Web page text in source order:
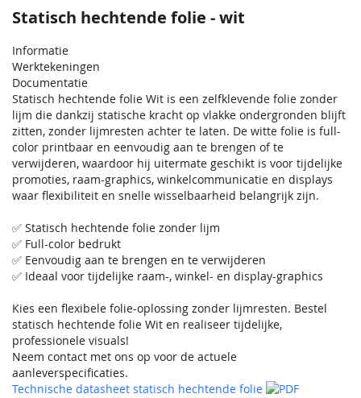
Statisch hechtende folie - wit
Informatie
Werktekeningen
Documentatie
Statisch hechtende folie Wit is een zelfklevende folie zonder
lijm die dankzij statische kracht op vlakke ondergronden blijft
zitten, zonder lijmresten achter te laten. De witte folie is full-
color printbaar en eenvoudig aan te brengen of te
verwijderen, waardoor hij uitermate geschikt is voor tijdelijke
promoties, raam-graphics, winkelcommunicatie en displays
waar flexibiliteit en snelle wisselbaarheid belangrijk zijn.
✅ Statisch hechtende folie zonder lijm
✅ Full-color bedrukt
✅ Eenvoudig aan te brengen en te verwijderen
✅ Ideaal voor tijdelijke raam-, winkel- en display-graphics
Kies een flexibele folie-oplossing zonder lijmresten. Bestel
statisch hechtende folie Wit en realiseer tijdelijke,
professionele visuals!
Neem contact met ons op voor de actuele
aanleverspecificaties.
Technische datasheet statisch hechtende folie